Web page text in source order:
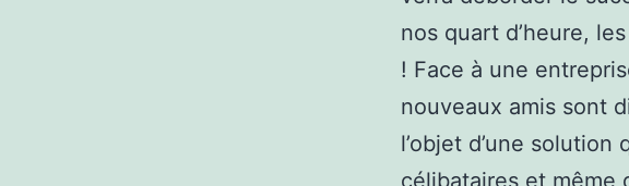
nos quart d’heure,
! Face à une
nouveaux amis sont
l’objet d’une
célibataires et même